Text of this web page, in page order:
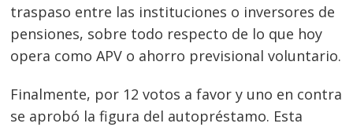
traspaso entre las instituciones o inversores de
pensiones, sobre todo respecto de lo que hoy
opera como APV o ahorro previsional voluntario.
Finalmente, por 12 votos a favor y uno en contra
se aprobó la figura del autopréstamo. Esta